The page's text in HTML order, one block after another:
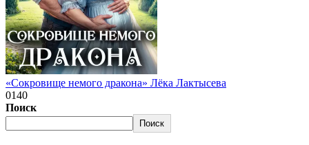
«Сокровище немого дракона» Лёка Лактысева
0140
Поиск
Поиск